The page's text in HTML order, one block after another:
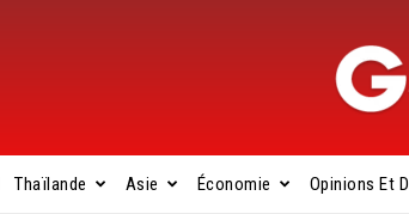
Thaïlande Asie Économie Opinions Et